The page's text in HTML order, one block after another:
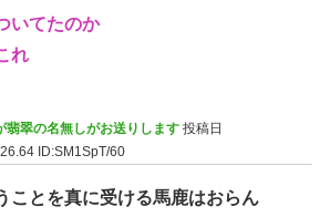
いてたのか
れ
翡翠の名無しがお送りします 投稿日
ID:SM1SpT/60
ことを真に受ける馬鹿はおらん